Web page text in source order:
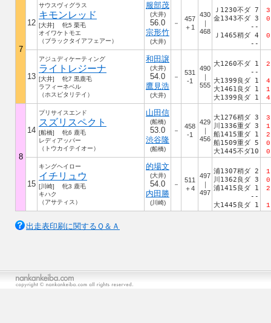
7
12
サウスヴィグラス
キモンレッド
[大井] 牝5 栗毛
オイワケトモエ
（ブラックタイアフェアー）
服部茂
(大井)
56.0
宗形竹
(大井)
－
457
＋1
430
｜
468
Ｊ1230不ダ 7
金1343不ダ 3
--
Ｊ1465稍ダ 4
--
3
0
0
13
アジュディケーティング
ライトレジーナ
[大井] 牝7 黒鹿毛
ラフィーネベル
（ホスピタリテイ）
和田譲
(大井)
54.0
鷹見浩
(大井)
－
531
-1
490
｜
555
大1260不ダ 1
--
大1399良ダ 1
大1461良ダ 1
大1399良ダ 1
2
4
1
4
8
14
プリサイスエンド
スズリスペクト
[船橋] 牝6 鹿毛
レディアッパー
（トウカイテイオー）
山田信
(船橋)
53.0
渋谷隆
(船橋)
－
458
-1
429
｜
456
大1276稍ダ 3
川1336重ダ 3
船1415重ダ 1
船1509重ダ 5
大1445不ダ10
3
1
2
0
0
15
キングヘイロー
イチリュウ
[川崎] 牝3 鹿毛
キハク
（アサティス）
的場文
(大井)
54.0
内田勝
(川崎)
－
511
＋4
497
｜
497
浦1307稍ダ 2
川1362良ダ 3
浦1415良ダ 1
--
大1445良ダ 1
1
0
2
1
出走表印刷に関するＱ＆Ａ